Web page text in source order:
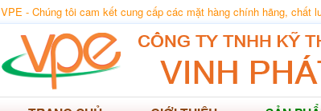
VPE - Chúng tôi cam kết cung cấp các mặt hàng chính hãng, chất